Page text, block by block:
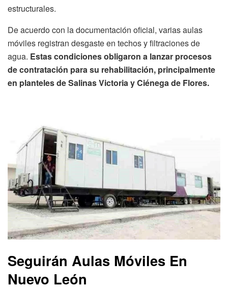
estructurales.
De acuerdo con la documentación oficial, varias aulas
móviles registran desgaste en techos y filtraciones de
agua. Estas condiciones obligaron a lanzar procesos
de contratación para su rehabilitación, principalmente
en planteles de Salinas Victoria y Ciénega de Flores.
Seguirán Aulas Móviles En
Nuevo León